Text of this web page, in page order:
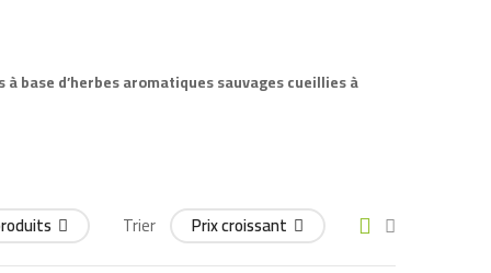
base d’herbes aromatiques sauvages cueillies à
Trier Prix ​​croissant